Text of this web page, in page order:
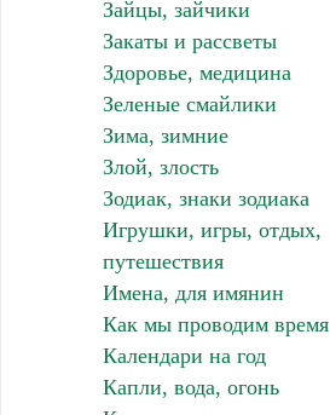
Зайцы, зайчики
Закаты и рассветы
Здоровье, медицина
Зеленые смайлики
Зима, зимние
Злой, злость
Зодиак, знаки зодиака
Игрушки, игры, отдых,
путешествия
Имена, для имянин
Как мы проводим время
Календари на год
Капли, вода, огонь